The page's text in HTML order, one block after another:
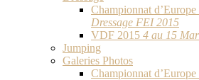
Championnat d’Europe
Dressage FEI 2015
VDF 2015 4 au 15
Jumping
Galeries Photos
Championnat d’Europe